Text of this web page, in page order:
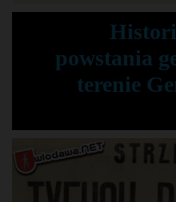
powstania
terenie